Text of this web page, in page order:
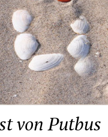
von Putbus